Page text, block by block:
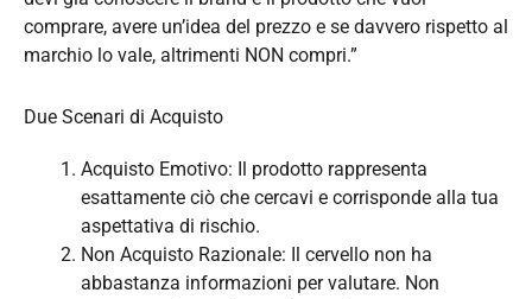
comprare, avere un’idea del prezzo e se davvero rispetto al
marchio lo vale, altrimenti NON compri.”
Due Scenari di Acquisto
Acquisto Emotivo: Il prodotto rappresenta
esattamente ciò che cercavi e corrisponde alla tua
aspettativa di rischio.
Non Acquisto Razionale: Il cervello non ha
abbastanza informazioni per valutare. Non